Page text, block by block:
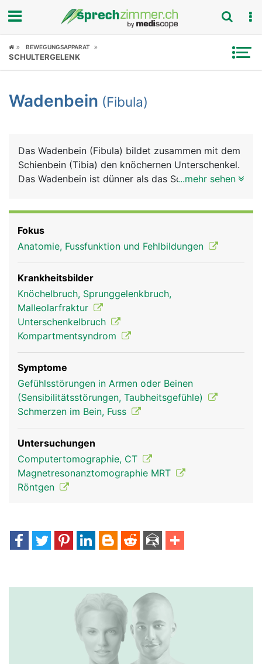
Fokus
Symptome
News
Rubriken
BEWEGUNGSAPPARAT
SCHULTERGELENK
Wadenbein (Fibula)
Das Wadenbein (Fibula) bildet zusammen mit dem
Schienbein (Tibia) den knöchernen Unterschenkel.
Das Wadenbein ist dünner als das Schienbein und
den Aussenknöchel bildet. Der Aussenknöchel ist
ein Teil des oberen Sprunggelenks, am Kniegelenk
ist das Wadenbein aber nicht beteiligt.
Wadenbein Mann
...mehr sehen
Fokus
Anatomie, Fussfunktion und Fehlbildungen
Krankheitsbilder
Knöchelbruch, Sprunggelenkbruch,
Malleolarfraktur
Unterschenkelbruch
Kompartmentsyndrom
Symptome
Gefühlsstörungen in Armen oder Beinen
(Sensibilitätsstörungen, Taubheitsgefühle)
Schmerzen im Bein, Fuss
Untersuchungen
Computertomographie, CT
Magnetresonanztomographie MRT
Röntgen